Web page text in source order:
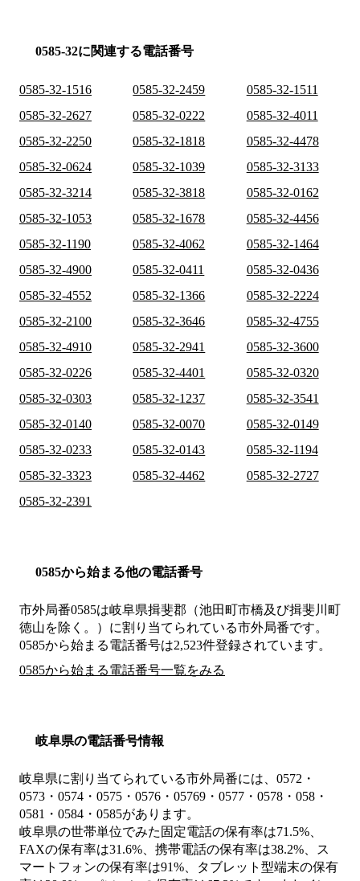
0585-32に関連する電話番号
0585-32-1516 0585-32-2459
0585-32-1511
0585-32-2627
0585-32-0222
0585-32-4011
0585-32-2250
0585-32-1818
0585-32-4478
0585-32-0624
0585-32-1039
0585-32-3133
0585-32-3214
0585-32-3818
0585-32-0162
0585-32-1053
0585-32-1678
0585-32-4456
0585-32-1190
0585-32-4062
0585-32-1464
0585-32-4900
0585-32-0411
0585-32-0436
0585-32-4552
0585-32-1366
0585-32-2224
0585-32-2100
0585-32-3646
0585-32-4755
0585-32-4910
0585-32-2941
0585-32-3600
0585-32-0226
0585-32-4401
0585-32-0320
0585-32-0303
0585-32-1237
0585-32-3541
0585-32-0140
0585-32-0070
0585-32-0149
0585-32-0233
0585-32-0143
0585-32-1194
0585-32-3323
0585-32-4462
0585-32-2727
0585-32-2391
0585から始まる他の電話番号
市外局番0585は岐阜県揖斐郡（池田町市橋及び揖斐川町
徳山を除く。） に割り当てられている市外局番です。
0585から始まる電話番号は2,523件登録されています。
0585から始まる電話番号一覧をみる
岐阜県の電話番号情報
岐阜県に割り当てられている市外局番には、0572・
0573・0574・0575・0576・05769・0577・0578・058・
0581・0584・0585があります。
岐阜県の世帯単位でみた固定電話の保有率は71.5%、
FAXの保有率は31.6%、携帯電話の保有率は38.2%、ス
マートフォンの保有率は91%、タブレット型端末の保有